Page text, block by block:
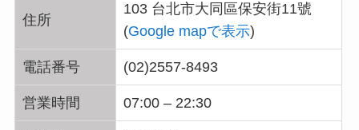
住所
103 台北市大同區保安街11號
(Google mapで表示)
電話番号 (02)2557-8493
営業時間 07:00 – 22:30